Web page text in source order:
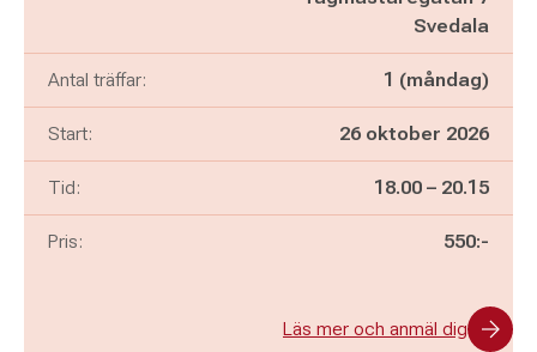
Svedala
Antal träffar: 1 (måndag)
Start: 26 oktober 2026
Tid: Pågår mellan
18.00 – och
20.15
Pris: 550:-
Läs mer och anmäl dig